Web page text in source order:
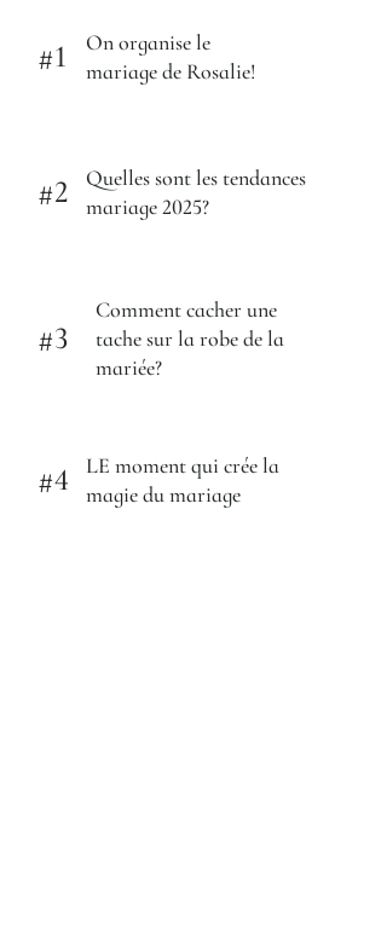
#1
On organise le
mariage de Rosalie!
Quelles sont les tendances
mariage 2025?
#2
Comment cacher une
tache sur la robe de la
mariée?
#3
#4
LE moment qui crée la
magie du mariage